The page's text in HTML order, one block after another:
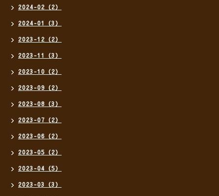
2024-02（2）
2024-01（3）
2023-12（2）
2023-11（3）
2023-10（2）
2023-09（2）
2023-08（3）
2023-07（2）
2023-06（2）
2023-05（2）
2023-04（5）
2023-03（3）